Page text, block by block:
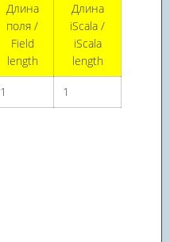
Длина
поля /
Field
length
Длина
iScala /
iScala
length
1 1